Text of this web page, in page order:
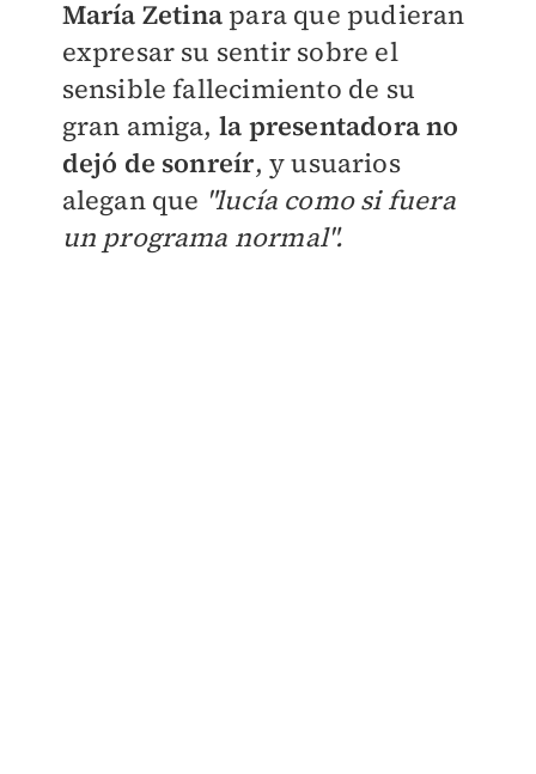
María Zetina para que pudieran
expresar su sentir sobre el
sensible fallecimiento de su
gran amiga, la presentadora no
dejó de sonreír, y usuarios
alegan que "lucía como si fuera
un programa normal".